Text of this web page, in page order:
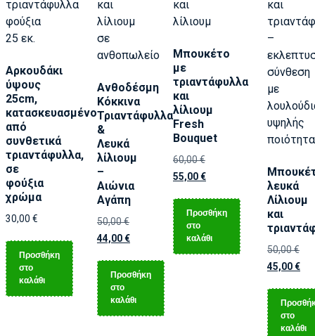
Αρκουδάκι
ύψους
25cm,
κατασκευασμένο
από
συνθετικά
τριαντάφυλλα,
σε
φούξια
χρώμα
30,00 €
Προσθήκη
στο
καλάθι
Ανθοδέσμη
Κόκκινα
Τριαντάφυλλα
&
Λευκά
λίλιουμ
–
Αιώνια
Αγάπη
50,00€
44,00€
Προσθήκη
στο
καλάθι
Μπουκέτο
με
τριαντάφυλλα
και
λίλιουμ
Fresh
Bouquet
60,00€
55,00€
Προσθήκη
στο
καλάθι
λευκά
Λίλιουμ
και
50,00€
45,00€
στο
καλάθι